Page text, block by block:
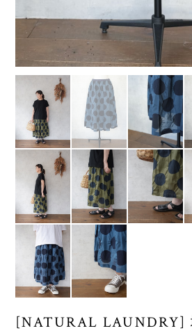
[NATURAL LAUNDRY]